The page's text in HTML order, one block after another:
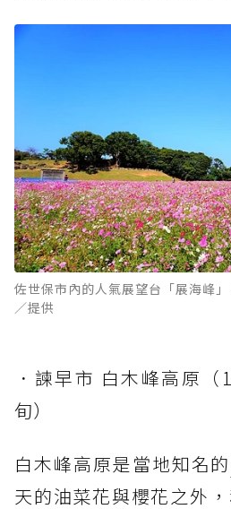
佐世保市內的人氣展望台「展海峰
／提供
．諫早市 白木峰高原
旬）
白木峰高原是當地知名的
天的油菜花與櫻花之外